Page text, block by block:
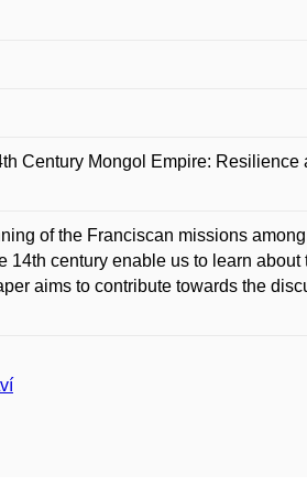
Century Mongol Empire: Resilience
of the Franciscan missions
14th century enable us to learn about
aims to contribute towards the